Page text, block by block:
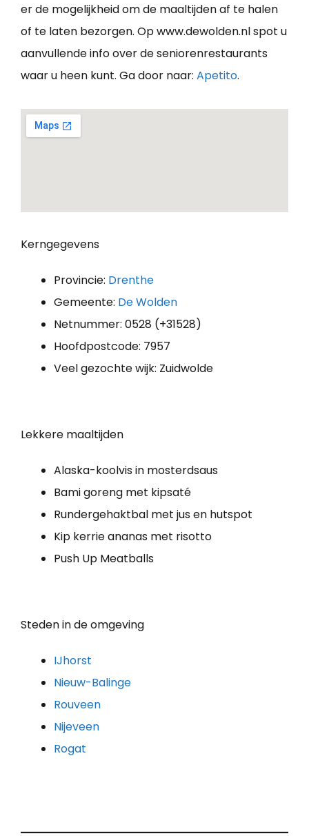
er de mogelijkheid om de maaltijden af te halen
of te laten bezorgen. Op www.dewolden.nl spot u
aanvullende info over de seniorenrestaurants
waar u heen kunt. Ga door naar: Apetito.
Kerngegevens
Provincie: Drenthe
Gemeente: De Wolden
Netnummer: 0528 (+31528)
Hoofdpostcode: 7957
Veel gezochte wijk: Zuidwolde
Lekkere maaltijden
Alaska-koolvis in mosterdsaus
Bami goreng met kipsaté
Rundergehaktbal met jus en hutspot
Kip kerrie ananas met risotto
Push Up Meatballs
Steden in de omgeving
IJhorst
Nieuw-Balinge
Rouveen
Nijeveen
Rogat